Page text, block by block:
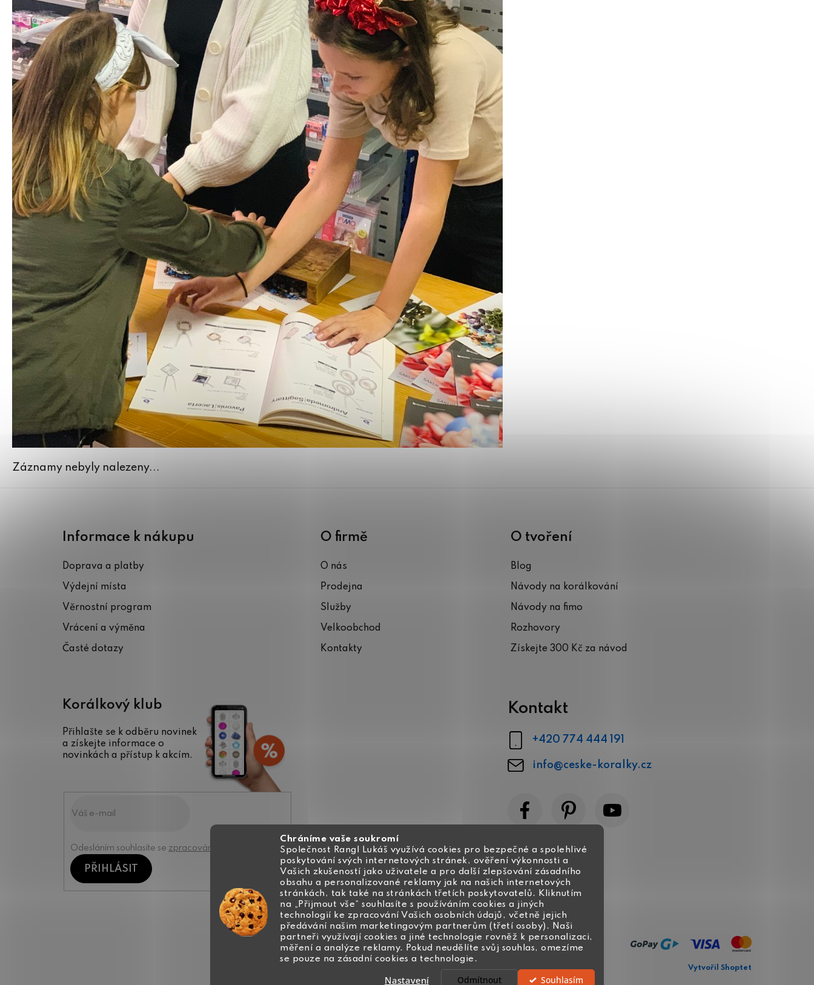
Chráníme vaše soukromí
Společnost Rangl Lukáš využívá cookies pro bezpečné a spolehlivé
poskytování svých internetových stránek, ověření výkonnosti a
Vašich zkušeností jako uživatele a pro další zlepšování zásadního
obsahu a personalizované reklamy jak na našich internetových
stránkách, tak také na stránkách třetích poskytovatelů. Kliknutím
na „Přijmout vše“ souhlasíte s používáním cookies a jiných
technologií ke zpracování Vašich osobních údajů, včetně jejich
předávání našim marketingovým partnerům (třetí osoby). Naši
partneři využívají cookies a jiné technologie rovněž k personalizaci,
měření a analýze reklamy. Pokud neudělíte svůj souhlas, omezíme
se pouze na zásadní cookies a technologie.
Souhlasím
Odmítnout
Nastavení
Záznamy nebyly nalezeny...
Informace k nákupu
Doprava a platby
Výdejní místa
Věrnostní program
Vrácení a výměna
Časté dotazy
O firmě
O nás
Prodejna
Služby
Velkoobchod
Kontakty
O tvoření
Blog
Návody na korálkování
Návody na fimo
Rozhovory
Získejte 300 Kč za návod
Korálkový klub
Přihlašte se k odběru novinek
a získejte informace o
novinkách a přístup k akcím.
Odesláním souhlasíte se zpracováním osobních údajů
PŘIHLÁSIT
Kontakt
info@ceske-koralky.cz
+420 774 444 191
Vytvořil Shoptet